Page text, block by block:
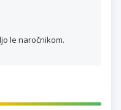
le naročnikom.